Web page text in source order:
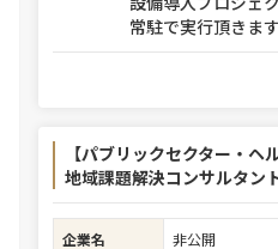
常駐で実行頂きます
【パブリックセクター・ヘ
地域課題解決コンサルタン
企業名 非公開